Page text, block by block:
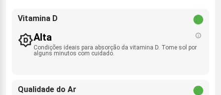
Vitamina D
Alta
Condições ideais para absorção da vitamina D. Tome sol por
alguns minutos com cuidado.
Qualidade do Ar